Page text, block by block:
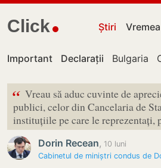
Click Știri Vremea
Important Declarații Bulgaria
“ Vreau să aduc cuvinte de
publici, celor din Cancelaria de
instituțiile pe care le reprezentați,
Dorin Recean, 10 luni